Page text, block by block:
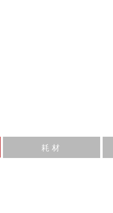
耗材